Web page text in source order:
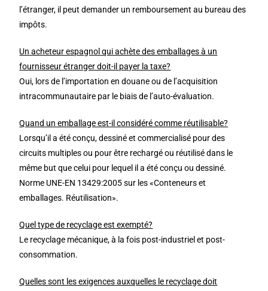
l’étranger, il peut demander un remboursement au bureau des
impôts.
Un acheteur espagnol qui achète des emballages à un
fournisseur étranger doit-il payer la taxe?
Oui, lors de l’importation en douane ou de l’acquisition
intracommunautaire par le biais de l’auto-évaluation.
Quand un emballage est-il considéré comme réutilisable?
Lorsqu’il a été conçu, dessiné et commercialisé pour des
circuits multiples ou pour être rechargé ou réutilisé dans le
même but que celui pour lequel il a été conçu ou dessiné.
Norme UNE-EN 13429:2005 sur les «Conteneurs et
emballages. Réutilisation».
Quel type de recyclage est exempté?
Le recyclage mécanique, à la fois post-industriel et post-
consommation.
Quelles sont les exigences auxquelles le recyclage doit